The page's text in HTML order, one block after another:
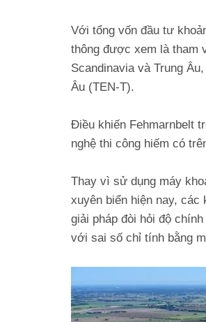
Với tổng vốn đầu tư
thông được xem là tham
Scandinavia và Trung
Âu (TEN-T).
Điều khiến Fehmarnbelt
nghệ thi công hiếm có
Thay vì sử dụng máy
xuyên biển hiện nay, các
giải pháp đòi hỏi độ
với sai số chỉ tính bằng